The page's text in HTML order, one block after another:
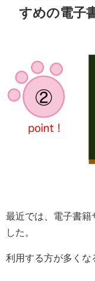
すめの電子
最近では、電子書籍
した。
利用する方が多くな